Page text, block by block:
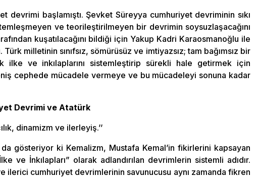
devrimi başlamıştı. Şevket Süreyya cumhuriyet devriminin sıkı
ve teorileştirilmeyen bir devrimin soysuzlaşacağını
kuşatılacağını bildiği için Yakup Kadri Karaosmanoğlu ile
milletinin sınıfsız, sömürüsüz ve imtiyazsız; tam bağımsız bir
ilke ve inkılaplarını sistemleştirip sürekli hale getirmek için
cephede mücadele vermeye ve bu mücadeleyi sonuna kadar
Devrimi ve Atatürk
dinamizm ve ilerleyiş.’’
da gösteriyor ki Kemalizm, Mustafa Kemal’in fikirlerini kapsayan
ve İnkılapları” olarak adlandırılan devrimlerin sistemli adıdır.
ilerici cumhuriyet devrimlerinin savunucusu aynı zamanda fikren